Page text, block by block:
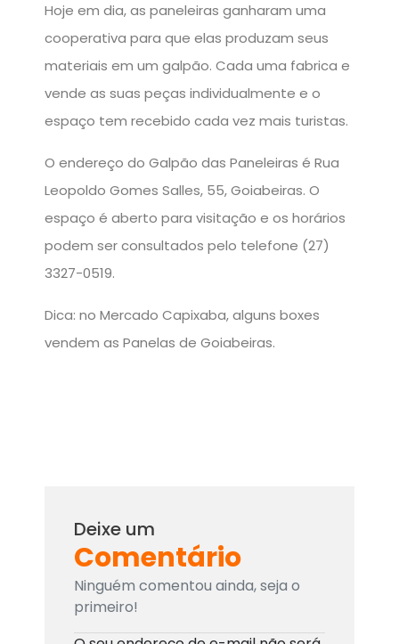
Hoje em dia, as paneleiras ganharam uma
cooperativa para que elas produzam seus
materiais em um galpão. Cada uma fabrica e
vende as suas peças individualmente e o
espaço tem recebido cada vez mais turistas.
O endereço do Galpão das Paneleiras é Rua
Leopoldo Gomes Salles, 55, Goiabeiras. O
espaço é aberto para visitação e os horários
podem ser consultados pelo telefone (27)
3327-0519.
Dica: no Mercado Capixaba, alguns boxes
vendem as Panelas de Goiabeiras.
Deixe um
Comentário
Ninguém comentou ainda, seja o
primeiro!